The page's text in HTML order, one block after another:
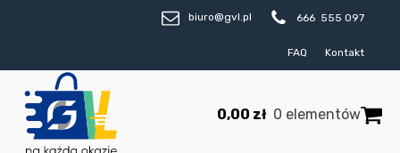
biuro@gvl.pl 666 555 097
FAQ Kontakt
0,00 zł 0 elementów